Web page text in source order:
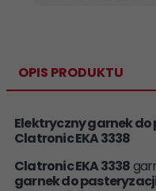
OPIS PRODUKTU
Elektryczny garnek
Clatronic EKA 3338
Clatronic EKA 3338
garnek do